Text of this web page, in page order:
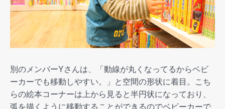
別のメンバーYさんは、「動線が丸くなってるからベビ
ーカーでも移動しやすい。」と空間の形状に着目。こち
らの絵本コーナーは上から見ると半円状になっており、
弧を描くように移動することができるのでベビーカーで